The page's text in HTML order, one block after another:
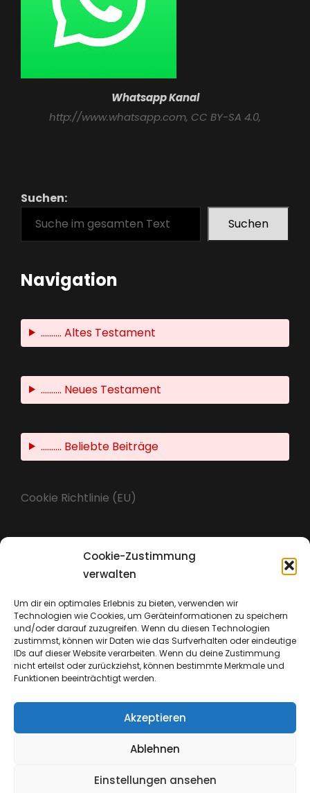
Cookie-Zustimmung
verwalten
Um dir ein optimales Erlebnis zu bieten, verwenden wir
Technologien wie Cookies, um Geräteinformationen zu speichern
und/oder darauf zuzugreifen. Wenn du diesen Technologien
zustimmst, können wir Daten wie das Surfverhalten oder eindeutige
IDs auf dieser Website verarbeiten. Wenn du deine Zustimmung
nicht erteilst oder zurückziehst, können bestimmte Merkmale und
Funktionen beeinträchtigt werden.
Akzeptieren
Ablehnen
Einstellungen ansehen
Whatsapp Kanal
http://www.whatsapp.com, CC BY-SA 4.0,
Suchen:
Suchen
Navigation
.......... Altes Testament
.......... Neues Testament
.......... Beliebte Beiträge
Cookie Richtlinie (EU)
Datenschutz